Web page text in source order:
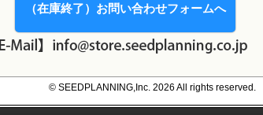
（在庫終了）お問い合わせフォームへ
© SEEDPLANNING,Inc. 2026 All rights reserved.